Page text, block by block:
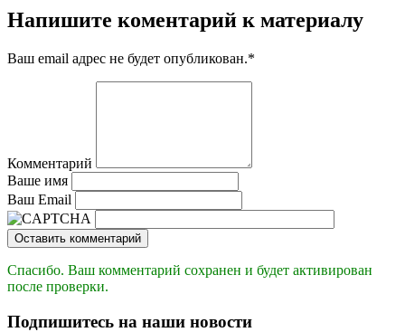
Напишите коментарий к материалу
Ваш email адрес не будет опубликован.*
Комментарий
Ваше имя
Ваш Email
Оставить комментарий
Спасибо. Ваш комментарий сохранен и будет активирован
после проверки.
Подпишитесь на наши новости